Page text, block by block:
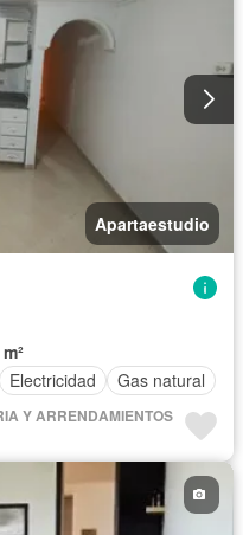
Apartaestudio
Electricidad Gas natural
Y ARRENDAMIENTOS